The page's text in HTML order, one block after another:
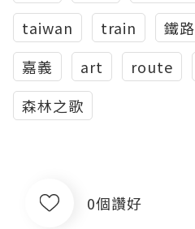
taiwan
train 鐵路
嘉義
art route
森林之歌
0個讚好